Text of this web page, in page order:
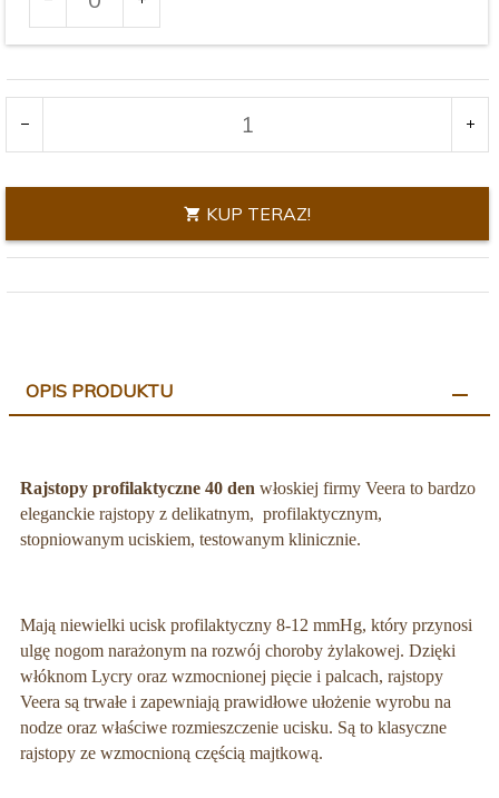
dla
produktu
3376
KUP TERAZ!
OPIS PRODUKTU
Rajstopy profilaktyczne 40 den włoskiej firmy Veera to bardzo
eleganckie rajstopy z delikatnym, profilaktycznym,
stopniowanym uciskiem, testowanym klinicznie.
Mają niewielki ucisk profilaktyczny 8-12 mmHg, który przynosi
ulgę nogom narażonym na rozwój choroby żylakowej. Dzięki
włóknom Lycry oraz wzmocnionej pięcie i palcach, rajstopy
Veera są trwałe i zapewniają prawidłowe ułożenie wyrobu na
nodze oraz właściwe rozmieszczenie ucisku. Są to klasyczne
rajstopy ze wzmocnioną częścią majtkową.